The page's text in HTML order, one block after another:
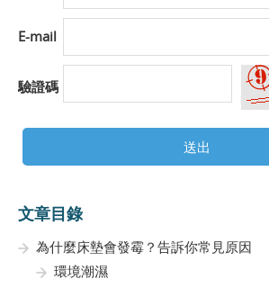
E-mail
驗證碼
送出
文章目錄
為什麼床墊會發霉？告訴你常見原因
環境潮濕